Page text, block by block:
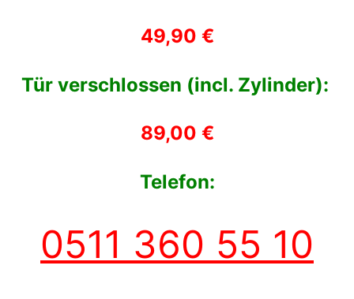
49,90 €
Tür verschlossen (incl. Zylinder):
89,00 €
Telefon:
0511 360 55 10